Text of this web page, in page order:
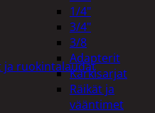
1/4"
3/4"
3/8
Adapterit
Kärkisarjat
Räikät ja
vääntimet
ruokintalaudat